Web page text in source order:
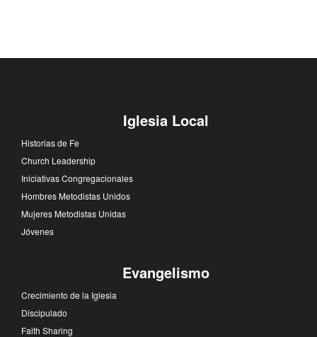
Iglesia Local
Historias de Fe
Church Leadership
Iniciativas Congregacionales
Hombres Metodistas Unidos
Mujeres Metodistas Unidas
Jóvenes
Evangelismo
Crecimiento de la Iglesia
Discipulado
Faith Sharing